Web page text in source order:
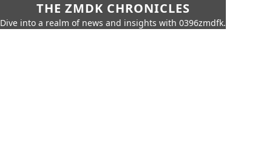
THE ZMDK CHRONICLES
Dive into a realm of news and insights with 0396zmdfk.